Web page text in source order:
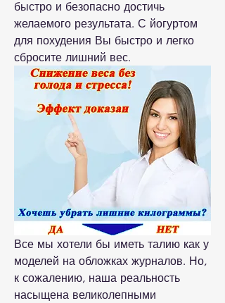
быстро и безопасно достичь
желаемого результата. С йогуртом
для похудения Вы быстро и легко
сбросите лишний вес.
Все мы хотели бы иметь талию как у
моделей на обложках журналов. Но,
к сожалению, наша реальность
насыщена великолепными